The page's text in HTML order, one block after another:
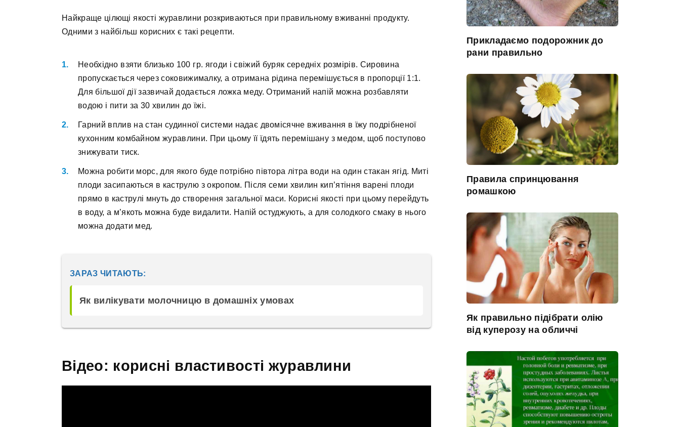
Найкраще цілющі якості журавлини розкриваються при правильному вживанні продукту.
Одними з найбільш корисних є такі рецепти.
Необхідно взяти близько 100 гр. ягоди і свіжий буряк середніх розмірів. Сировина
пропускається через соковижималку, а отримана рідина перемішується в пропорції 1:1.
Для більшої дії зазвичай додається ложка меду. Отриманий напій можна розбавляти
водою і пити за 30 хвилин до їжі.
Гарний вплив на стан судинної системи надає двомісячне вживання в їжу подрібненої
кухонним комбайном журавлини. При цьому її їдять перемішану з медом, щоб поступово
знижувати тиск.
Можна робити морс, для якого буде потрібно півтора літра води на один стакан ягід. Миті
плоди засипаються в каструлю з окропом. Після семи хвилин кип’ятіння варені плоди
прямо в каструлі мнуть до створення загальної маси. Корисні якості при цьому перейдуть
в воду, а м’якоть можна буде видалити. Напій остуджують, а для солодкого смаку в нього
можна додати мед.
ЗАРАЗ ЧИТАЮТЬ:
Як вилікувати молочницю в домашніх умовах
Відео: корисні властивості журавлини
Прикладаємо подорожник до
рани правильно
Правила спринцювання
ромашкою
Як правильно підібрати олію
від куперозу на обличчі